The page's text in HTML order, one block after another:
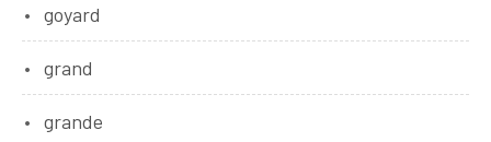
goyard
grand
grande